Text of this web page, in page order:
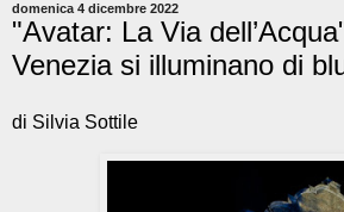
domenica 4 dicembre 2022
"Avatar: La Via
Venezia si illuminano di
di Silvia Sottile